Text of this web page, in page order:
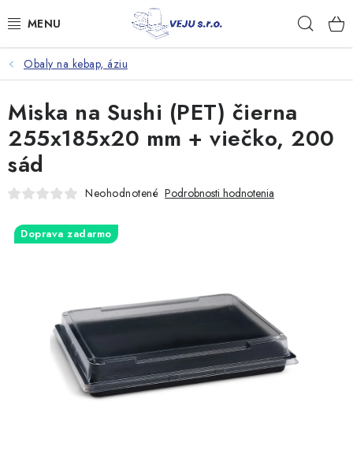
na
TAŠKY A VRECKÁ
FÓLIE, PAPIER, RUKAVICE
JEDNORÁZOVÝ RIAD
OBALY NA JEDLO
VRECIA NA ODPAD, HYGIENA
Doprava a platba
Obaly na kebap, áziu
Miska na Sushi (PET) čierna
255x185x20 mm + viečko, 200
sád
Neohodnotené Podrobnosti hodnotenia
Doprava zadarmo